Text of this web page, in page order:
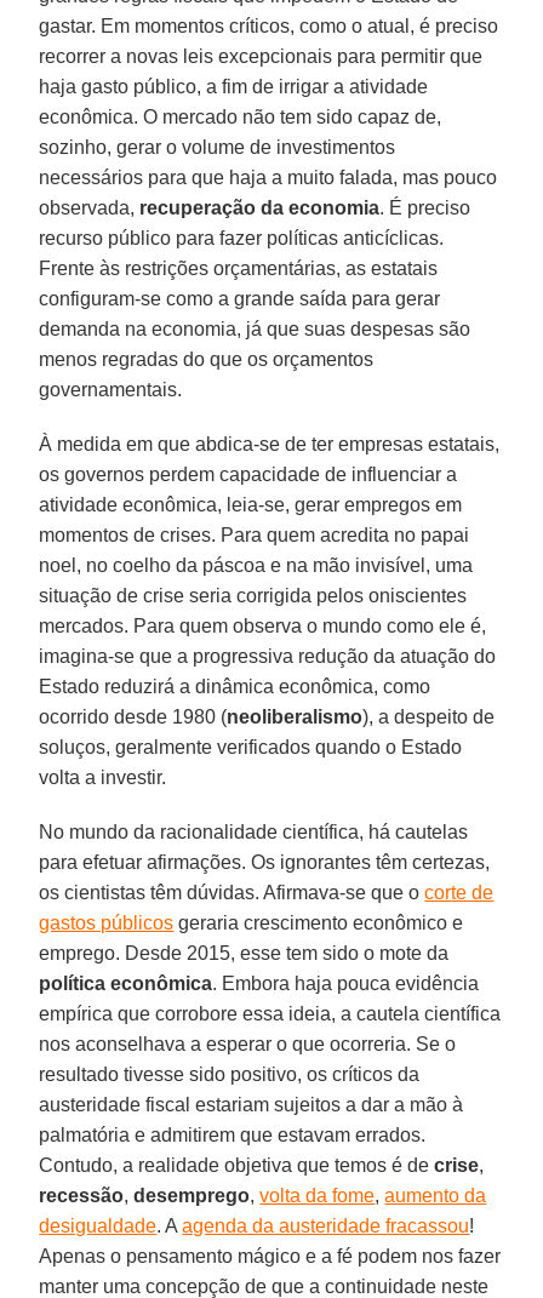
gastar. Em momentos críticos, como o atual, é preciso
recorrer a novas leis excepcionais para permitir que
haja gasto público, a fim de irrigar a atividade
econômica. O mercado não tem sido capaz de,
sozinho, gerar o volume de investimentos
necessários para que haja a muito falada, mas pouco
observada, recuperação da economia. É preciso
recurso público para fazer políticas anticíclicas.
Frente às restrições orçamentárias, as estatais
configuram-se como a grande saída para gerar
demanda na economia, já que suas despesas são
menos regradas do que os orçamentos
governamentais.
À medida em que abdica-se de ter empresas estatais,
os governos perdem capacidade de influenciar a
atividade econômica, leia-se, gerar empregos em
momentos de crises. Para quem acredita no papai
noel, no coelho da páscoa e na mão invisível, uma
situação de crise seria corrigida pelos oniscientes
mercados. Para quem observa o mundo como ele é,
imagina-se que a progressiva redução da atuação do
Estado reduzirá a dinâmica econômica, como
ocorrido desde 1980 (neoliberalismo), a despeito de
soluços, geralmente verificados quando o Estado
volta a investir.
No mundo da racionalidade científica, há cautelas
para efetuar afirmações. Os ignorantes têm certezas,
os cientistas têm dúvidas. Afirmava-se que ocorte de
gastos públicos geraria crescimento econômico e
emprego. Desde 2015, esse tem sido o mote da
política econômica. Embora haja pouca evidência
empírica que corrobore essa ideia, a cautela científica
nos aconselhava a esperar o que ocorreria. Se o
resultado tivesse sido positivo, os críticos da
austeridade fiscal estariam sujeitos a dar a mão à
palmatória e admitirem que estavam errados.
Contudo, a realidade objetiva que temos é decrise,
recessão,desemprego,volta da fome,aumento da
desigualdade. Aagenda da austeridade fracassou!
Apenas o pensamento mágico e a fé podem nos fazer
manter uma concepção de que a continuidade neste